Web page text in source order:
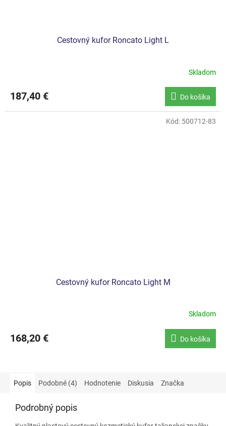
Cestovný kufor Roncato Light L
Skladom
187,40 € Do košíka
Cestovný kufor Roncato Light M
Skladom
168,20 € Do košíka
Kód: 500712-83
Popis Podobné (4) Hodnotenie Diskusia Značka
Podrobný popis